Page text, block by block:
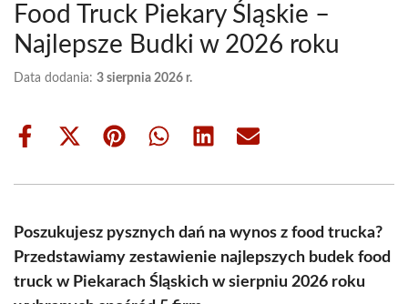
Food Truck Piekary Śląskie –
Najlepsze Budki w 2026 roku
Data dodania: 3 sierpnia 2026 r.
Share
Share
(Twitter)
Share Share Share Share
Poszukujesz pysznych dań na wynos z food trucka?
Przedstawiamy zestawienie najlepszych budek food
truck w Piekarach Śląskich w sierpniu 2026 roku